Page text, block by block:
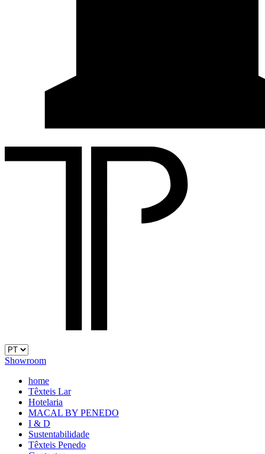
Showroom
home
Têxteis Lar
Hotelaria
MACAL BY PENEDO
I & D
Sustentabilidade
Têxteis Penedo